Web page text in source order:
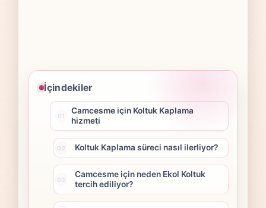
İçindekiler
Camcesme için Koltuk Kaplama
hizmeti
Koltuk Kaplama süreci nasıl ilerliyor?
Camcesme için neden Ekol Koltuk
tercih ediliyor?